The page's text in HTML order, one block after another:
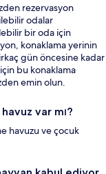
rezervasyon
odalar
bir oda için
konaklama yerinin
gün öncesine kadar
bu konaklama
emin olun.
var mı?
havuzu ve çocuk